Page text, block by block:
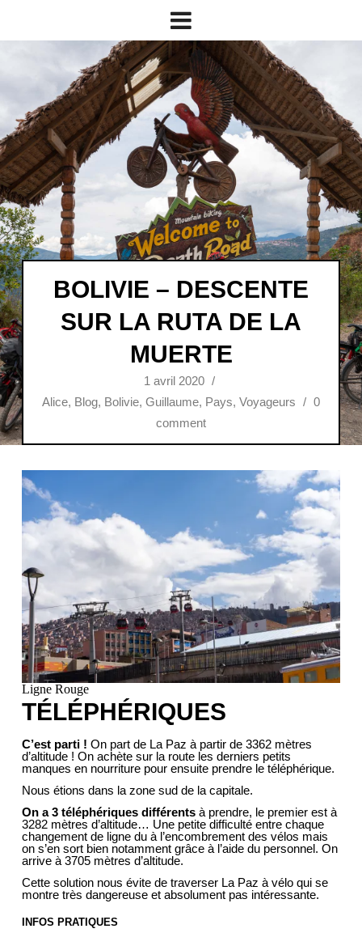
BOLIVIE – DESCENTE
SUR LA RUTA DE LA
MUERTE
1 avril 2020 /
Alice, Blog, Bolivie, Guillaume, Pays, Voyageurs / 0
comment
Ligne Rouge
TÉLÉPHÉRIQUES
C’est parti ! On part de La Paz à partir de 3362 mètres
d’altitude ! On achète sur la route les derniers petits
manques en nourriture pour ensuite prendre le téléphérique.
Nous étions dans la zone sud de la capitale.
On a 3 téléphériques différentsà prendre, le premier est à
3282 mètres d’altitude… Une petite difficulté entre chaque
changement de ligne du à l’encombrement des vélos mais
on s’en sort bien notamment grâce à l’aide du personnel. On
arrive à 3705 mètres d’altitude.
Cette solution nous évite de traverser La Paz à vélo qui se
montre très dangereuse et absolument pas intéressante.
INFOS PRATIQUES